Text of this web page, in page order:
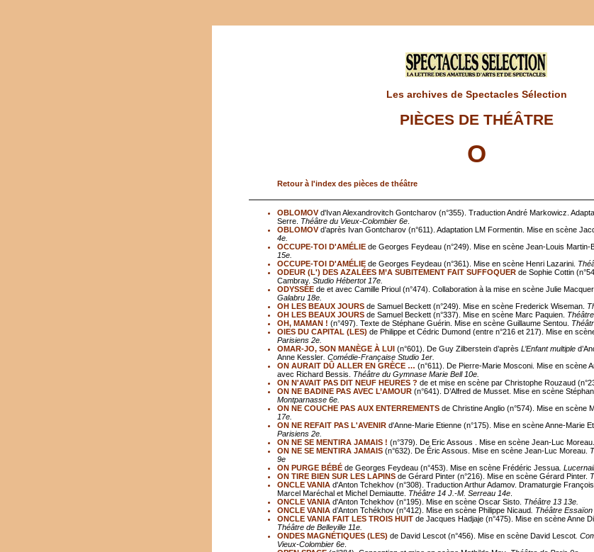
Les archives de Spectacles Sélection
PIÈCES DE THÉÂTRE
O
Retour à l'index des pièces de théâtre
OBLOMOVd'Ivan Alexandrovitch Gontcharov (n°355). Traduction André Markowicz.
Serre. Théâtre du Vieux-Colombier 6e.
OBLOMOVd’après Ivan Gontcharov (n°611). Adaptation LM Formentin. Mise en scène
4e.
OCCUPE-TOI D'AMÉLIEde Georges Feydeau (n°249). Mise en scène Jean-Louis Martin-
15e.
OCCUPE-TOI D'AMÉLIEde Georges Feydeau (n°361). Mise en scène Henri Lazarini.
ODEUR (L') DES AZALÉES M’A SUBITEMENT FAIT SUFFOQUER de Sophie Cottin
Cambray. Studio Hébertot 17e.
ODYSSÉE de et avec Camille Prioul (n°474). Collaboration à la mise en scène Julie
Galabru 18e.
OH LES BEAUX JOURSde Samuel Beckett (n°249). Mise en scène Frederick Wiseman.
OH LES BEAUX JOURSde Samuel Beckett (n°337). Mise en scène Marc Paquien.
OH, MAMAN ! (n°497). Texte de Stéphane Guérin. Mise en scène Guillaume Sentou.
OIES DU CAPITAL (LES) de Philippe et Cédric Dumond (entre n°216 et 217). Mise en
Parisiens 2e.
OMAR-JO, SON MANÈGE À LUI(n°601). De Guy Zilberstein d’après L’Enfant multiple
Anne Kessler. Comédie-Française Studio 1er.
ON AURAIT DÛ ALLER EN GRÈCE … (n°611). De Pierre-Marie Mosconi. Mise en scène
avec Richard Bessis.
Théâtre du Gymnase Marie Bell 10e.
ON N'AVAIT PAS DIT NEUF HEURES ? de et mise en scène par Christophe Rouzaud
ON NE BADINE PAS AVEC L’AMOUR (n°641). D’Alfred de Musset. Mise en scène
Montparnasse 6e.
ON NE COUCHE PAS AUX ENTERREMENTS de Christine Anglio (n°574). Mise en scène
17e.
ON NE REFAIT PAS L'AVENIRd'Anne-Marie Etienne (n°175). Mise en scène Anne-Marie
Parisiens 2e.
ON NE SE MENTIRA JAMAIS ! (n°379). De Eric Assous . Mise en scène Jean-Luc Moreau.
ON NE SE MENTIRA JAMAIS (n°632). De Éric Assous. Mise en scène Jean-Luc Moreau.
9e
ON PURGE BÉBÉ de Georges Feydeau (n°453). Mise en scène Frédéric Jessua.
ON TIRE BIEN SUR LES LAPINS de Gérard Pinter (n°216). Mise en scène Gérard Pinter.
ONCLE VANIAd'Anton Tchekhov (n°308). Traduction Arthur Adamov. Dramaturgie
Marcel Maréchal et Michel Demiautte. Théâtre 14 J.-M. Serreau 14e.
ONCLE VANIA d'Anton Tchekhov (n°195). Mise en scène Oscar Sisto. Théâtre 13 13e.
ONCLE VANIAd’Anton Tchékhov (n°412). Mise en scène Philippe Nicaud. Théâtre Essaïon
ONCLE VANIA FAIT LES TROIS HUIT de Jacques Hadjaje (n°475). Mise en scène Anne
Théâtre de Belleville 11e.
ONDES MAGNÉTIQUES (LES) de David Lescot (n°456). Mise en scène David Lescot.
Vieux-Colombier 6e.